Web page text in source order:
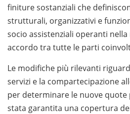
finiture sostanziali che
strutturali, organizzativi e
socio assistenziali operanti
accordo tra tutte le parti
Le modifiche più rilevanti
servizi e la compartecipazione
per determinare le nuove
stata garantita una copertura